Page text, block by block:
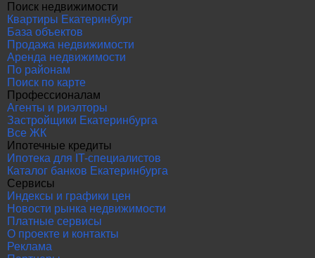
Поиск недвижимости
Квартиры Екатеринбург
База объектов
Продажа недвижимости
Аренда недвижимости
По районам
Поиск по карте
Профессионалам
Агенты и риэлторы
Застройщики Екатеринбурга
Все ЖК
Ипотечные кредиты
Ипотека для IT-специалистов
Каталог банков Екатеринбурга
Сервисы
Индексы и графики цен
Новости рынка недвижимости
Платные сервисы
О проекте и контакты
Реклама